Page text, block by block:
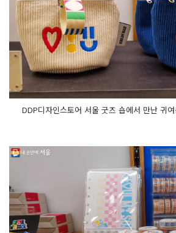
DDP디자인스토어 서울 굿즈 숍에서 만난 귀